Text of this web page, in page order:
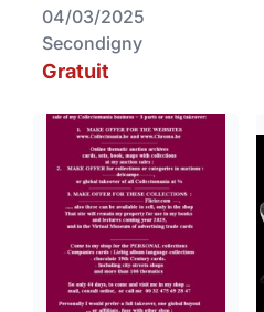
04/03/2025
Secondigny
Gratuit